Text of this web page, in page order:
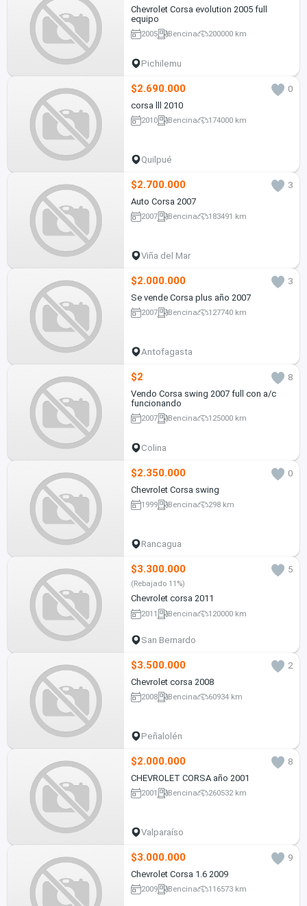
Chevrolet Corsa evolution 2005 full
equipo
2005 Bencina 200000 km
Pichilemu
$2.690.000
0
corsa lll 2010
2010 Bencina 174000 km
Quilpué
$2.700.000
3
Auto Corsa 2007
2007 Bencina 183491 km
Viña del Mar
$2.000.000
3
Se vende Corsa plus año 2007
2007 Bencina 127740 km
Antofagasta
$2
8
Vendo Corsa swing 2007 full con a/c
funcionando
2007 Bencina 125000 km
Colina
$2.350.000
0
Chevrolet Corsa swing
1999 Bencina 298 km
Rancagua
$3.300.000 5
(Rebajado 11%)
Chevrolet corsa 2011
2011 Bencina 120000 km
San Bernardo
$3.500.000
2
Chevrolet corsa 2008
2008 Bencina 60934 km
Peñalolén
$2.000.000
8
CHEVROLET CORSA año 2001
2001 Bencina 260532 km
Valparaíso
$3.000.000
9
Chevrolet Corsa 1.6 2009
2009 Bencina 116573 km